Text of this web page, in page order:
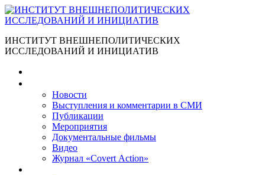
ИНСТИТУТ ВНЕШНЕПОЛИТИЧЕСКИХ
ИССЛЕДОВАНИЙ И ИНИЦИАТИВ
Новости
Выступления и коммента­рии в СМИ
Публикации
Мероприятия
Документальные фильмы
Видео
Журнал «Covert Action»